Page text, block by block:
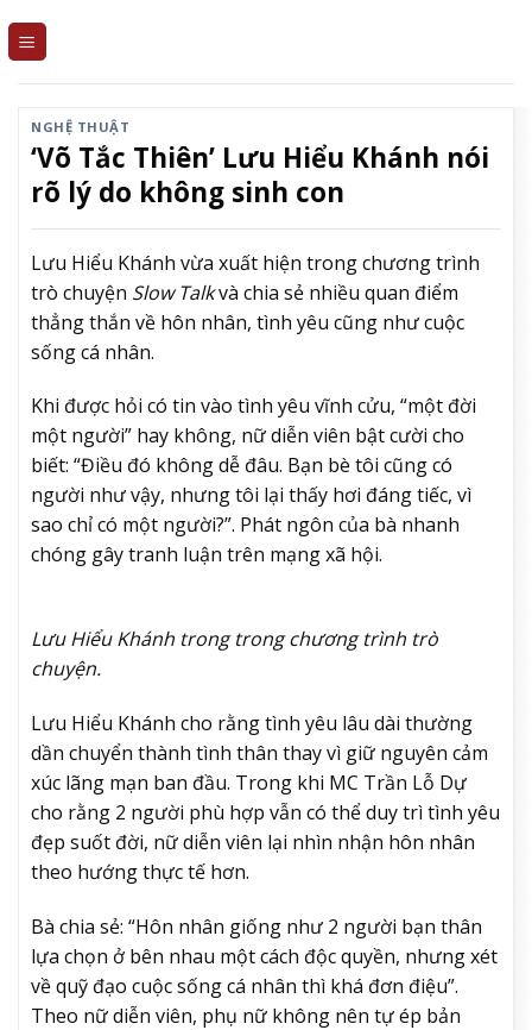
NGHỆ THUẬT
‘Võ Tắc Thiên’ Lưu Hiểu Khánh nói
rõ lý do không sinh con
Lưu Hiểu Khánh vừa xuất hiện trong chương trình
trò chuyện Slow Talkvà chia sẻ nhiều quan điểm
thẳng thắn về hôn nhân, tình yêu cũng như cuộc
sống cá nhân.
Khi được hỏi có tin vào tình yêu vĩnh cửu, “một đời
một người” hay không, nữ diễn viên bật cười cho
biết: “Điều đó không dễ đâu. Bạn bè tôi cũng có
người như vậy, nhưng tôi lại thấy hơi đáng tiếc, vì
sao chỉ có một người?”. Phát ngôn của bà nhanh
chóng gây tranh luận trên mạng xã hội.
Lưu Hiểu Khánh trong trong chương trình trò
chuyện.
Lưu Hiểu Khánh cho rằng tình yêu lâu dài thường
dần chuyển thành tình thân thay vì giữ nguyên cảm
xúc lãng mạn ban đầu. Trong khi MC Trần Lỗ Dự
cho rằng 2 người phù hợp vẫn có thể duy trì tình yêu
đẹp suốt đời, nữ diễn viên lại nhìn nhận hôn nhân
theo hướng thực tế hơn.
Bà chia sẻ: “Hôn nhân giống như 2 người bạn thân
lựa chọn ở bên nhau một cách độc quyền, nhưng xét
về quỹ đạo cuộc sống cá nhân thì khá đơn điệu”.
Theo nữ diễn viên, phụ nữ không nên tự ép bản